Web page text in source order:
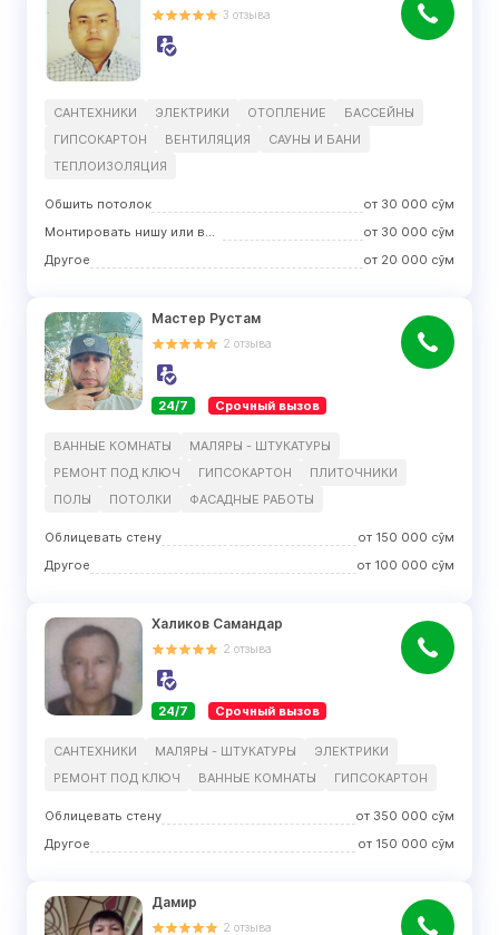
3 отзыва
САНТЕХНИКИ ЭЛЕКТРИКИ ОТОПЛЕНИЕ
БАССЕЙНЫ
ГИПСОКАРТОН
ВЕНТИЛЯЦИЯ
САУНЫ И БАНИ
ТЕПЛОИЗОЛЯЦИЯ
Обшить потолок от 30 000 сўм
Монтировать нишу или выступ
от 30 000 сўм
Другое
от 20 000 сўм
Мастер Рустам
2 отзыва
24/7 Срочный вызов
ВАННЫЕ КОМНАТЫ
МАЛЯРЫ - ШТУКАТУРЫ
РЕМОНТ ПОД КЛЮЧ
ГИПСОКАРТОН
ПЛИТОЧНИКИ
ПОЛЫ
ПОТОЛКИ ФАСАДНЫЕ РАБОТЫ
Облицевать стену от 150 000 сўм
Другое
от 100 000 сўм
Халиков Самандар
2 отзыва
24/7 Срочный вызов
САНТЕХНИКИ МАЛЯРЫ - ШТУКАТУРЫ
ЭЛЕКТРИКИ
РЕМОНТ ПОД КЛЮЧ
ВАННЫЕ КОМНАТЫ ГИПСОКАРТОН
Облицевать стену от 350 000 сўм
Другое
от 150 000 сўм
Дамир
2 отзыва